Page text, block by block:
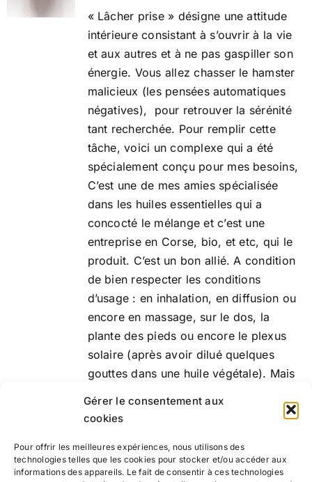
Gérer le consentement aux
cookies
Pour offrir les meilleures expériences, nous utilisons des
technologies telles que les cookies pour stocker et/ou accéder aux
informations des appareils. Le fait de consentir à ces technologies
« Lâcher prise » désigne une attitude
intérieure consistant à s’ouvrir à la vie
et aux autres et à ne pas gaspiller son
énergie. Vous allez chasser le hamster
malicieux (les pensées automatiques
négatives), pour retrouver la sérénité
tant recherchée. Pour remplir cette
tâche, voici un complexe qui a été
spécialement conçu pour mes besoins,
C’est une de mes amies spécialisée
dans les huiles essentielles qui a
concocté le mélange et c’est une
entreprise en Corse, bio, et etc, qui le
produit. C’est un bon allié. A condition
de bien respecter les conditions
d’usage : en inhalation, en diffusion ou
encore en massage, sur le dos, la
plante des pieds ou encore le plexus
solaire (après avoir dilué quelques
gouttes dans une huile végétale). Mais
points EFT.
Ajouter au
panier
Détails